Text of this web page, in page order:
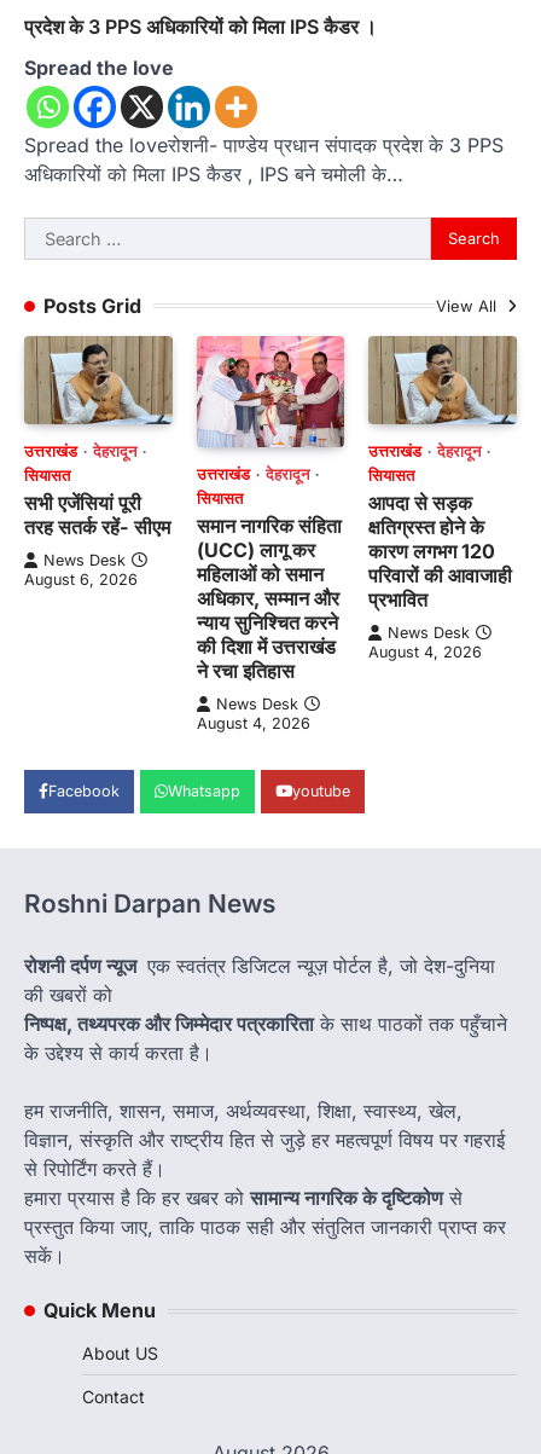
प्रदेश के 3 PPS अधिकारियों को मिला IPS कैडर ।
Spread the love
Spread the loveरोशनी- पाण्डेय प्रधान संपादक प्रदेश के 3 PPS
अधिकारियों को मिला IPS कैडर , IPS बने चमोली के…
Search
for:
Posts Grid
View All
उत्तराखंड
देहरादून
सियासत
सभी एजेंसियां पूरी
तरह सतर्क रहें- सीएम
News Desk
August 6, 2026
उत्तराखंड
देहरादून
सियासत
समान नागरिक संहिता
(UCC) लागू कर
महिलाओं को समान
अधिकार, सम्मान और
न्याय सुनिश्चित करने
की दिशा में उत्तराखंड
ने रचा इतिहास
News Desk
August 4, 2026
उत्तराखंड
देहरादून
सियासत
आपदा से सड़क
क्षतिग्रस्त होने के
कारण लगभग 120
परिवारों की आवाजाही
प्रभावित
News Desk
August 4, 2026
Facebook Whatsapp youtube
Roshni Darpan News
रोशनी दर्पण न्यूज एक स्वतंत्र डिजिटल न्यूज़ पोर्टल है, जो देश-दुनिया
की खबरों को
निष्पक्ष, तथ्यपरक और जिम्मेदार पत्रकारिताके साथ पाठकों तक पहुँचाने
के उद्देश्य से कार्य करता है।
हम राजनीति, शासन, समाज, अर्थव्यवस्था, शिक्षा, स्वास्थ्य, खेल,
विज्ञान, संस्कृति और राष्ट्रीय हित से जुड़े हर महत्वपूर्ण विषय पर गहराई
से रिपोर्टिंग करते हैं।
हमारा प्रयास है कि हर खबर कोसामान्य नागरिक के दृष्टिकोणसे
प्रस्तुत किया जाए, ताकि पाठक सही और संतुलित जानकारी प्राप्त कर
सकें।
Quick Menu
About US
Contact